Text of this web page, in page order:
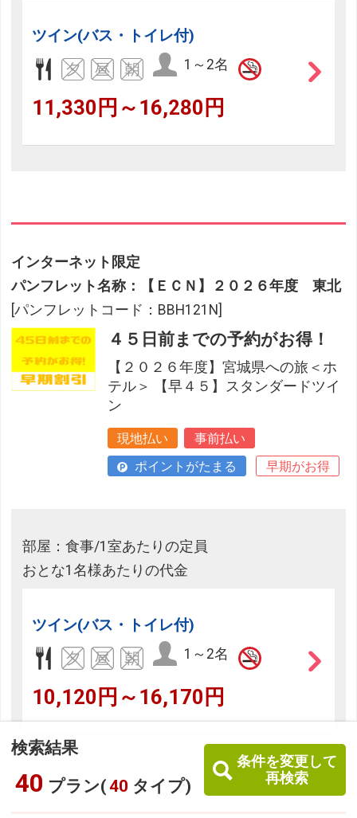
検索結果
40 プラン(40 タイプ)
条件を変更して
再検索
ツイン(バス・トイレ付)
1～2名
11,330円～16,280円
インターネット限定
パンフレット名称：【ＥＣＮ】２０２６年度 東北
[パンフレットコード：BBH121N]
４５日前までの予約がお得！
【２０２６年度】宮城県への旅＜ホ
テル＞ 【早４５】スタンダードツイ
ン
現地払い
事前払い
ポイントがたまる
早期がお得
部屋：食事/1室あたりの定員
おとな1名様あたりの代金
ツイン(バス・トイレ付)
1～2名
10,120円～16,170円